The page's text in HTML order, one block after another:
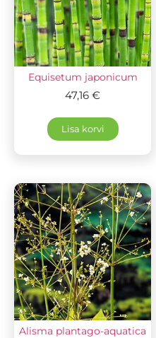
Equisetum japonicum
47,16 €
Lisa korvi
Alisma plantago-aquatica